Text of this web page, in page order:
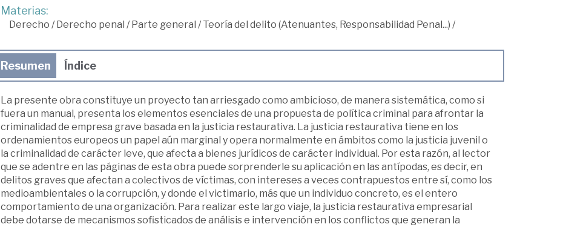
Materias:
Derecho /Derecho penal /Parte general /Teoría del delito (Atenuantes, Responsabilidad Penal...) /
Resumen Índice
La presente obra constituye un proyecto tan arriesgado como ambi­cioso, de manera sistemática, como si
fuera un manual, presenta los elementos esenciales de una propuesta de política criminal para afron­tar la
criminalidad de empresa grave basada en la justicia restaurativa. La justicia restaurativa tiene en los
ordenamientos europeos un papel aún marginal y opera normalmente en ámbitos como la justicia juvenil o
la criminalidad de carácter leve, que afecta a bienes jurídicos de carácter individual. Por esta razón, al lector
que se adentre en las páginas de esta obra puede sorprenderle su aplicación en las antípo­das, es decir, en
delitos graves que afectan a colectivos de víctimas, con intereses a veces contrapuestos entre sí, como los
medioambien­tales o la corrupción, y donde el victimario, más que un individuo con­creto, es el entero
comportamiento de una organización. Para realizar este largo viaje, la justicia restaurativa empresarial
debe dotarse de mecanismos sofisticados de análisis e intervención en los conflictos que generan la